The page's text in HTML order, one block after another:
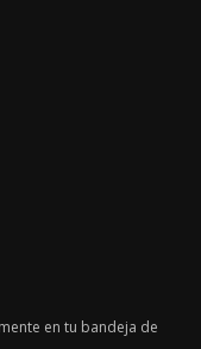
en tu bandeja de